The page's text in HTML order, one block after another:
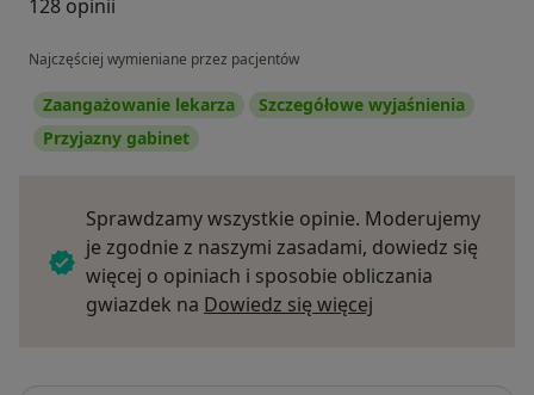
128 opinii
Najczęściej wymieniane przez pacjentów
Zaangażowanie lekarza
Szczegółowe wyjaśnienia
Przyjazny gabinet
Sprawdzamy wszystkie opinie. Moderujemy
je zgodnie z naszymi zasadami, dowiedz się
więcej o opiniach i sposobie obliczania
gwiazdek na Dowiedz się więcej